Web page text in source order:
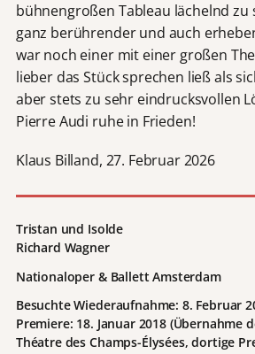
bühnengroßen Tableau lächelnd zu
ganz berührender und auch
war noch einer mit einer großen
lieber das Stück sprechen ließ als
aber stets zu sehr eindrucksvollen
Pierre Audi ruhe in Frieden!
Klaus Billand, 27. Februar 2026
Tristan und Isolde
Richard Wagner
Nationaloper & Ballett Amsterdam
Besuchte Wiederaufnahme: 8. Februar
Premiere: 18. Januar 2018 (Übernahme
Théatre des Champs-Élysées, dortige